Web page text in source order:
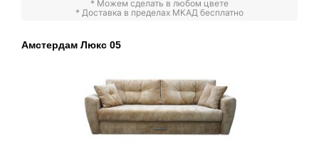
* Можем сделать в любом цвете
* Доставка в пределах МКАД бесплатно
Амстердам Люкс 05